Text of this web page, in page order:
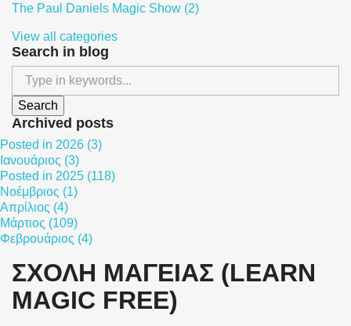
The Paul Daniels Magic Show (2)
View all categories
Search in blog
Archived posts
Posted in 2026 (3)
Ιανουάριος (3)
Posted in 2025 (118)
Νοέμβριος (1)
Απρίλιος (4)
Μάρτιος (109)
Φεβρουάριος (4)
ΣΧΟΛΗ ΜΑΓΕΙΑΣ (LEARN
MAGIC FREE)